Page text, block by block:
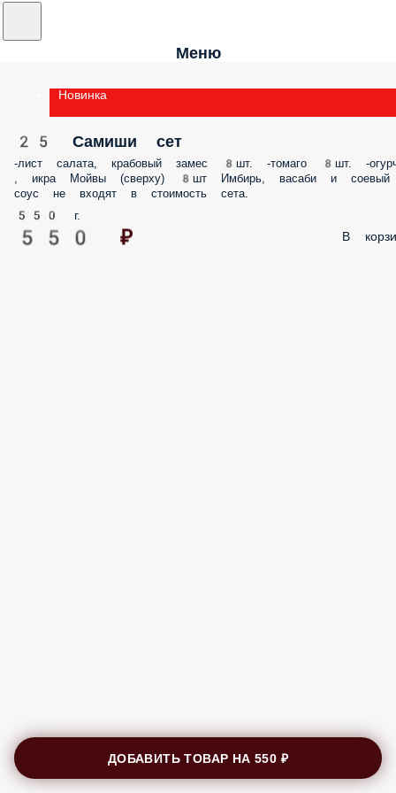
Меню
Новинка
25 Самиши сет
-лист салата, крабовый замес 8шт. -томаго 8шт. -огурчик , икра
(сверху) 8шт Имбирь, васаби и соевый соус не входят в стоимость
550 г.
550 ₽
ДОБАВИТЬ ТОВАР НА550 ₽